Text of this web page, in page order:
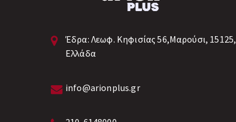
Έδρα: Λεωφ. Κηφισίας 56,Μαρούσι, 15125,
Ελλάδα
info@arionplus.gr